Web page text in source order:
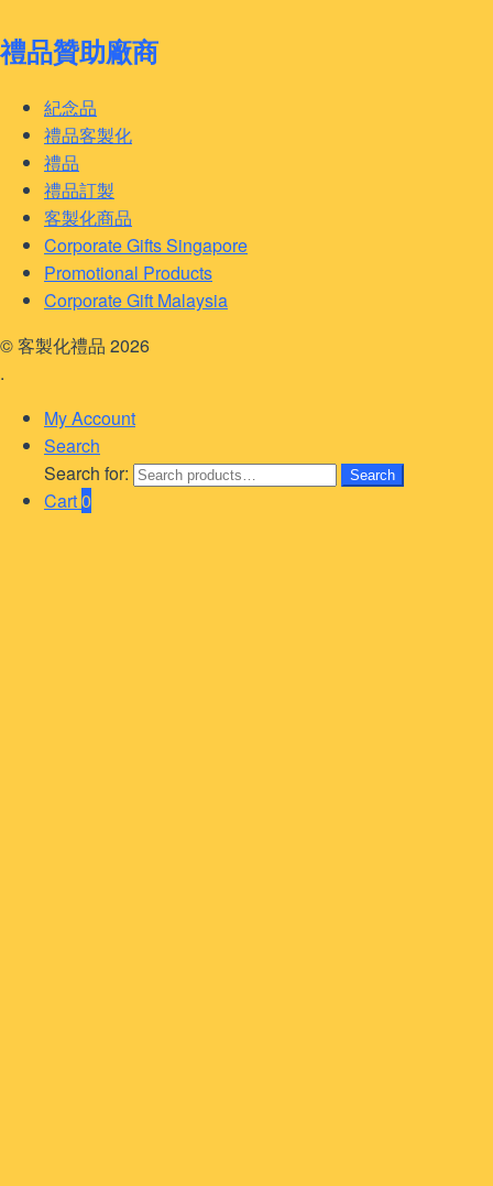
禮品贊助廠商
紀念品
禮品客製化
禮品
禮品訂製
客製化商品
Corporate Gifts Singapore
Promotional Products
Corporate Gift Malaysia
© 客製化禮品 2026
.
My Account
Search
Search for:
Search
Cart0